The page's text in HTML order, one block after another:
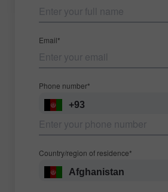
Email*
Phone number*
+93
Country/region of residence*
Afghanistan